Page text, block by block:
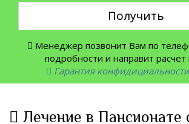
Получить
Менеджер позвонит Вам по
подробности и направит расчет
Гарантия
Лечение в Пансионате